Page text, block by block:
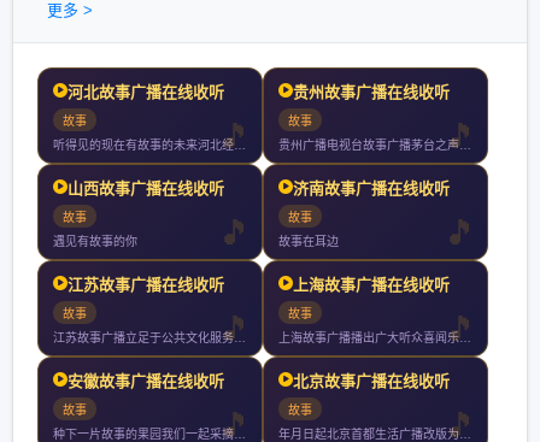
更多 >
河北故事广播在线收听
故事
听得见的现在有故事的未来河北经济广播讲述燕赵传奇传播河北声音
贵州故事广播在线收听
故事
贵州广播电视台故事广播茅台之声于年月日经国家广电总局正式批准
山西故事广播在线收听
故事
遇见有故事的你
济南故事广播在线收听
故事
故事在耳边
江苏故事广播在线收听
故事
江苏故事广播立足于公共文化服务秉承人文精神致力于打造一个综合
上海故事广播在线收听
故事
上海故事广播播出广大听众喜闻乐见的丰富节目内容有当代畅销小说
安徽故事广播在线收听
故事
种下一片故事的果园我们一起采摘与收获关注安徽故事频率新鲜福利
北京故事广播在线收听
故事
年月日起北京首都生活广播改版为北京故事广播是北京第一家以讲故